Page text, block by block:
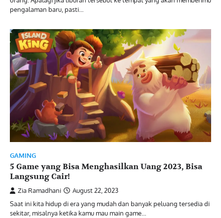
pengalaman baru, pasti…
GAMING
5 Game yang Bisa Menghasilkan Uang 2023, Bisa
Langsung Cair!
Zia Ramadhani
August 22, 2023
Saat ini kita hidup di era yang mudah dan banyak peluang tersedia di
sekitar, misalnya ketika kamu mau main game…